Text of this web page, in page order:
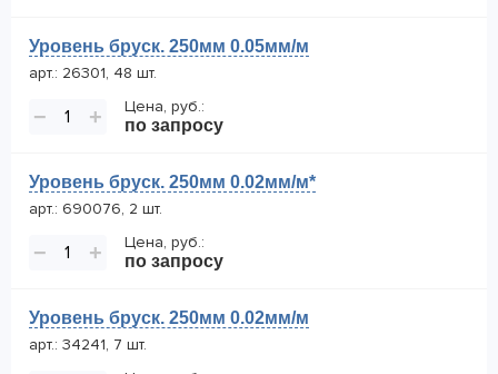
Уровень бруск. 250мм 0.05мм/м
арт.: 26301, 48 шт.
− +
Цена, руб.:
по запросу
Уровень бруск. 250мм 0.02мм/м*
арт.: 690076, 2 шт.
− +
Цена, руб.:
по запросу
Уровень бруск. 250мм 0.02мм/м
арт.: 34241, 7 шт.